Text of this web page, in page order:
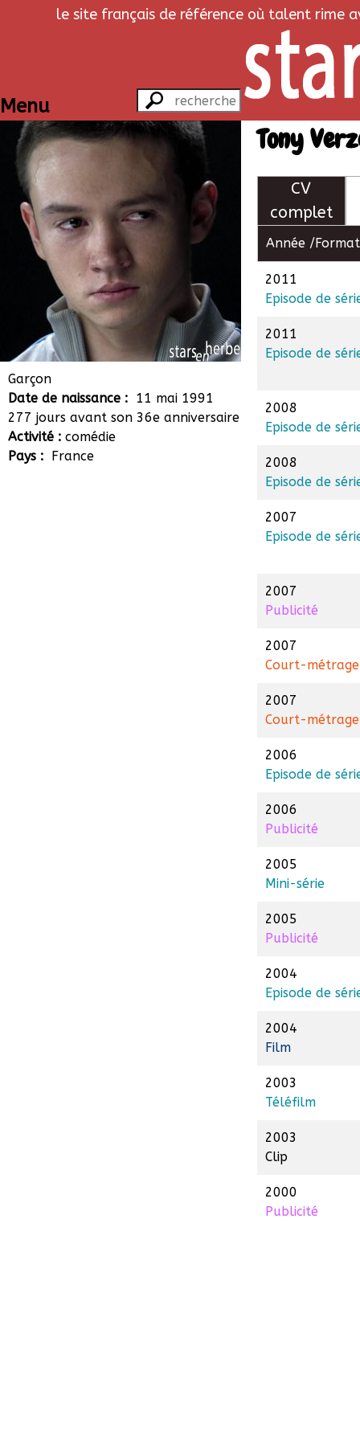
le site français de référence où talent rime
Menu
Tony Verzele
Garçon
Date de naissance : 11 mai 1991
277 jours avant son 36e anniversaire
Activité : comédie
Pays : France
Tony
CV
complet
Année / Format
2011
Episode de
2011
Episode de
2008
Episode de
2008
Episode de
2007
Episode de
2007
Publicité
2007
Court-métrage
2007
Court-métrage
2006
Episode de
2006
Publicité
2005
Mini-série
2005
Publicité
2004
Episode de
2004
Film
2003
Téléfilm
2003
Clip
2000
Publicité